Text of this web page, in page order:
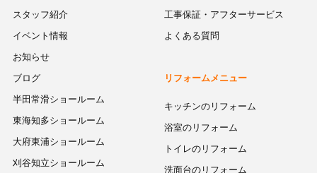
スタッフ紹介
イベント情報
お知らせ
ブログ
半田常滑ショールーム
東海知多ショールーム
大府東浦ショールーム
刈谷知立ショールーム
工事保証・アフターサービス
よくある質問
リフォームメニュー
キッチンのリフォーム
浴室のリフォーム
トイレのリフォーム
洗面台のリフォーム